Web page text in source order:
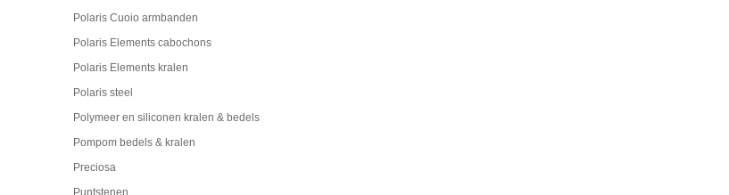
Polaris Cuoio armbanden
Polaris Elements cabochons
Polaris Elements kralen
Polaris steel
Polymeer en siliconen kralen & bedels
Pompom bedels & kralen
Preciosa
Puntstenen